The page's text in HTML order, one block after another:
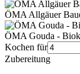
ÖMA Allgäuer
ÖMA Gouda -
Kochen für
Zubereitung